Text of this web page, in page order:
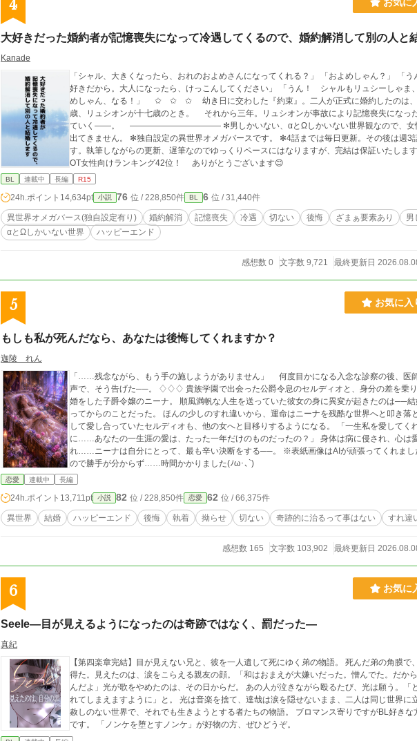
4
大好きだった婚約者が記憶喪失になって冷遇してくるので、婚約解消して別の人と
Kanade
「シャル、大きくなったら、おれのおよめさんになってくれる？」 「およめしゃん？」 「うん。おれ、シャルが大
好きだから。大人になったら、けっこんしてください」 「うん！ シャルもリュシーしゃま、だいしゅき！ およ
めしゃん、なる！」 ✩ ✩ ✩ 幼き日に交わした『約束』。二人が正式に婚約したのは、シャーロットが十二
歳、リュシオンが十七歳のとき。 それから三年。リュシオンが事故により記憶喪失になっ
ていく――。 ――――――――――― ✻男しかいない、αとΩしかいない世界観なので、女性やβといった概念は
出てきません。 ✻独自設定の異世界オメガバースです。 ✻4話までは毎日更新。その後は週3
す。執筆しながらの更新、遅筆なのでゆっくりペースにはなりますが、完結は保証いたします。 ☆8/7 15時更
OT女性向けランキング42位！ ありがとうございます😊
BL 連載中 長編 R15
24h.ポイント 14,634pt 小説 76 位 / 228,850件 BL 6 位 / 31,440件
異世界オメガバース(独自設定有り) 婚約解消 記憶喪失 冷遇 切ない 後悔 ざまぁ要素あり
男
αとΩしかいない世界
ハッピーエンド
感想数 0 文字数 9,721 最終更新日
5 お気に入
もしも私が死んだなら、あなたは後悔してくれますか？
迦陵 れん
「……残念ながら、もう手の施しようがありません」 何度目かになる入念な診察の後、医師は哀れみのこもった
声で、そう告げた──。 ♢♢♢ 貴族学園で出会った公爵令息のセルディオと、身分の差を乗り越え、幸せな恋愛結
婚をした子爵令嬢のニーナ。 順風満帆な人生を送っていた彼女の身に異変が起きたのは──
ってからのことだった。 ほんの少しのすれ違いから、運命はニーナを残酷な世界へと叩き落とし、お互いを唯一と
して愛し合っていたセルディオも、他の女へと目移りするようになる。 「一生私を愛してくれると言っていたの
に……あなたの一生涯の愛は、たった一年だけのものだったの？」 身体は病に侵され、心は愛する夫に引き裂か
れ……ニーナは自分にとって、最も辛い決断をする──。 ※表紙画像はAIが頑張ってくれました。 初めて使った
ので勝手が分からず……時間かかりました(ﾉω･､`)
恋愛 連載中 長編
24h.ポイント 13,711pt 小説 82 位 / 228,850件 恋愛 62 位 / 66,375件
異世界 結婚 ハッピーエンド 後悔 執着 拗らせ 切ない 奇跡的に治るって事はない すれ違
感想数 165 文字数 103,902 最終更新日
6 お気に
Seele―目が見えるようになったのは奇跡ではなく、罰だった―
真紀
【第四楽章完結】目が見えない兄と、彼を一人遺して死にゆく弟の物語。 死んだ弟の角膜で
得た。見えたのは、涙をこらえる親友の顔。「和はおまえが大嫌いだった。憎んでた。だか
んだよ」光が歌をやめたのは、その日からだ。 あの人が泣きながら殴るたび、光は願う。「
れてしまえますように」と。 光は音楽を捨て、達哉は涙を隠せないまま、二人は同じ世界に
赦しのない世界で、それでも生きようとする者たちの物語。 ブロマンス寄りですがBL好きな方に読んで欲しい作品
です。 「ノンケを堕とすノンケ」が好物の方、ぜひどうぞ。